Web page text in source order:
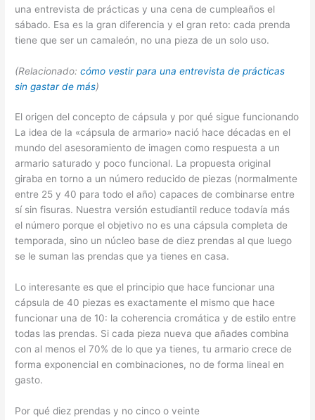
una entrevista de prácticas y una cena de cumpleaños el
sábado. Esa es la gran diferencia y el gran reto: cada prenda
tiene que ser un camaleón, no una pieza de un solo uso.
(Relacionado:cómo vestir para una entrevista de prácticas
sin gastar de más)
El origen del concepto de cápsula y por qué sigue funcionando
La idea de la «cápsula de armario» nació hace décadas en el
mundo del asesoramiento de imagen como respuesta a un
armario saturado y poco funcional. La propuesta original
giraba en torno a un número reducido de piezas (normalmente
entre 25 y 40 para todo el año) capaces de combinarse entre
sí sin fisuras. Nuestra versión estudiantil reduce todavía más
el número porque el objetivo no es una cápsula completa de
temporada, sino un núcleo base de diez prendas al que luego
se le suman las prendas que ya tienes en casa.
Lo interesante es que el principio que hace funcionar una
cápsula de 40 piezas es exactamente el mismo que hace
funcionar una de 10: la coherencia cromática y de estilo entre
todas las prendas. Si cada pieza nueva que añades combina
con al menos el 70% de lo que ya tienes, tu armario crece de
forma exponencial en combinaciones, no de forma lineal en
gasto.
Por qué diez prendas y no cinco o veinte